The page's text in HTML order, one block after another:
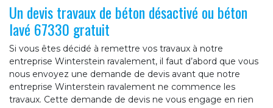
Un devis travaux de béton désactivé ou béton
lavé 67330 gratuit
Si vous êtes décidé à remettre vos travaux à notre
entreprise Winterstein ravalement, il faut d’abord que vous
nous envoyez une demande de devis avant que notre
entreprise Winterstein ravalement ne commence les
travaux. Cette demande de devis ne vous engage en rien